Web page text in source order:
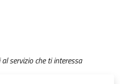
servizio che ti interessa